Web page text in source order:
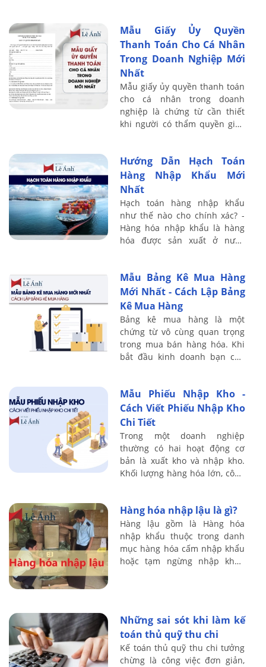
nhiều loại ...
Mẫu Giấy Ủy Quyền
Thanh Toán Cho Cá Nhân
Trong Doanh Nghiệp Mới
Nhất
Mẫu giấy ủy quyền thanh toán
cho cá nhân trong doanh
nghiệp là chứng từ cần thiết
khi người có thẩm quyền giao
chính nội ...
Hướng Dẫn Hạch Toán
Hàng Nhập Khẩu Mới
Nhất
Hạch toán hàng nhập khẩu
như thế nào cho chính xác? -
Hàng hóa nhập khẩu là hàng
hóa được sản xuất ở nước
toán có phát ...
Mẫu Bảng Kê Mua Hàng
Mới Nhất - Cách Lập Bảng
Kê Mua Hàng
Bảng kê mua hàng là một
chứng từ vô cùng quan trọng
trong mua bán hàng hóa. Khi
bắt đầu kinh doanh bạn cần
Nó gồm những gì ...
Mẫu Phiếu Nhập Kho -
Cách Viết Phiếu Nhập Kho
Chi Tiết
Trong một doanh nghiệp
thường có hai hoạt động cơ
bản là xuất kho và nhập kho.
Khối lượng hàng hóa lớn, công
kiểm soát thông ...
Hàng hóa nhập lậu là gì?
Hàng lậu gồm là Hàng hóa
nhập khẩu thuộc trong danh
mục hàng hóa cấm nhập khẩu
hoặc tạm ngừng nhập khẩu
Những sai sót khi làm kế
toán thủ quỹ thu chi
Kế toán thủ quỹ thu chi tưởng
chừng là công việc đơn giản,